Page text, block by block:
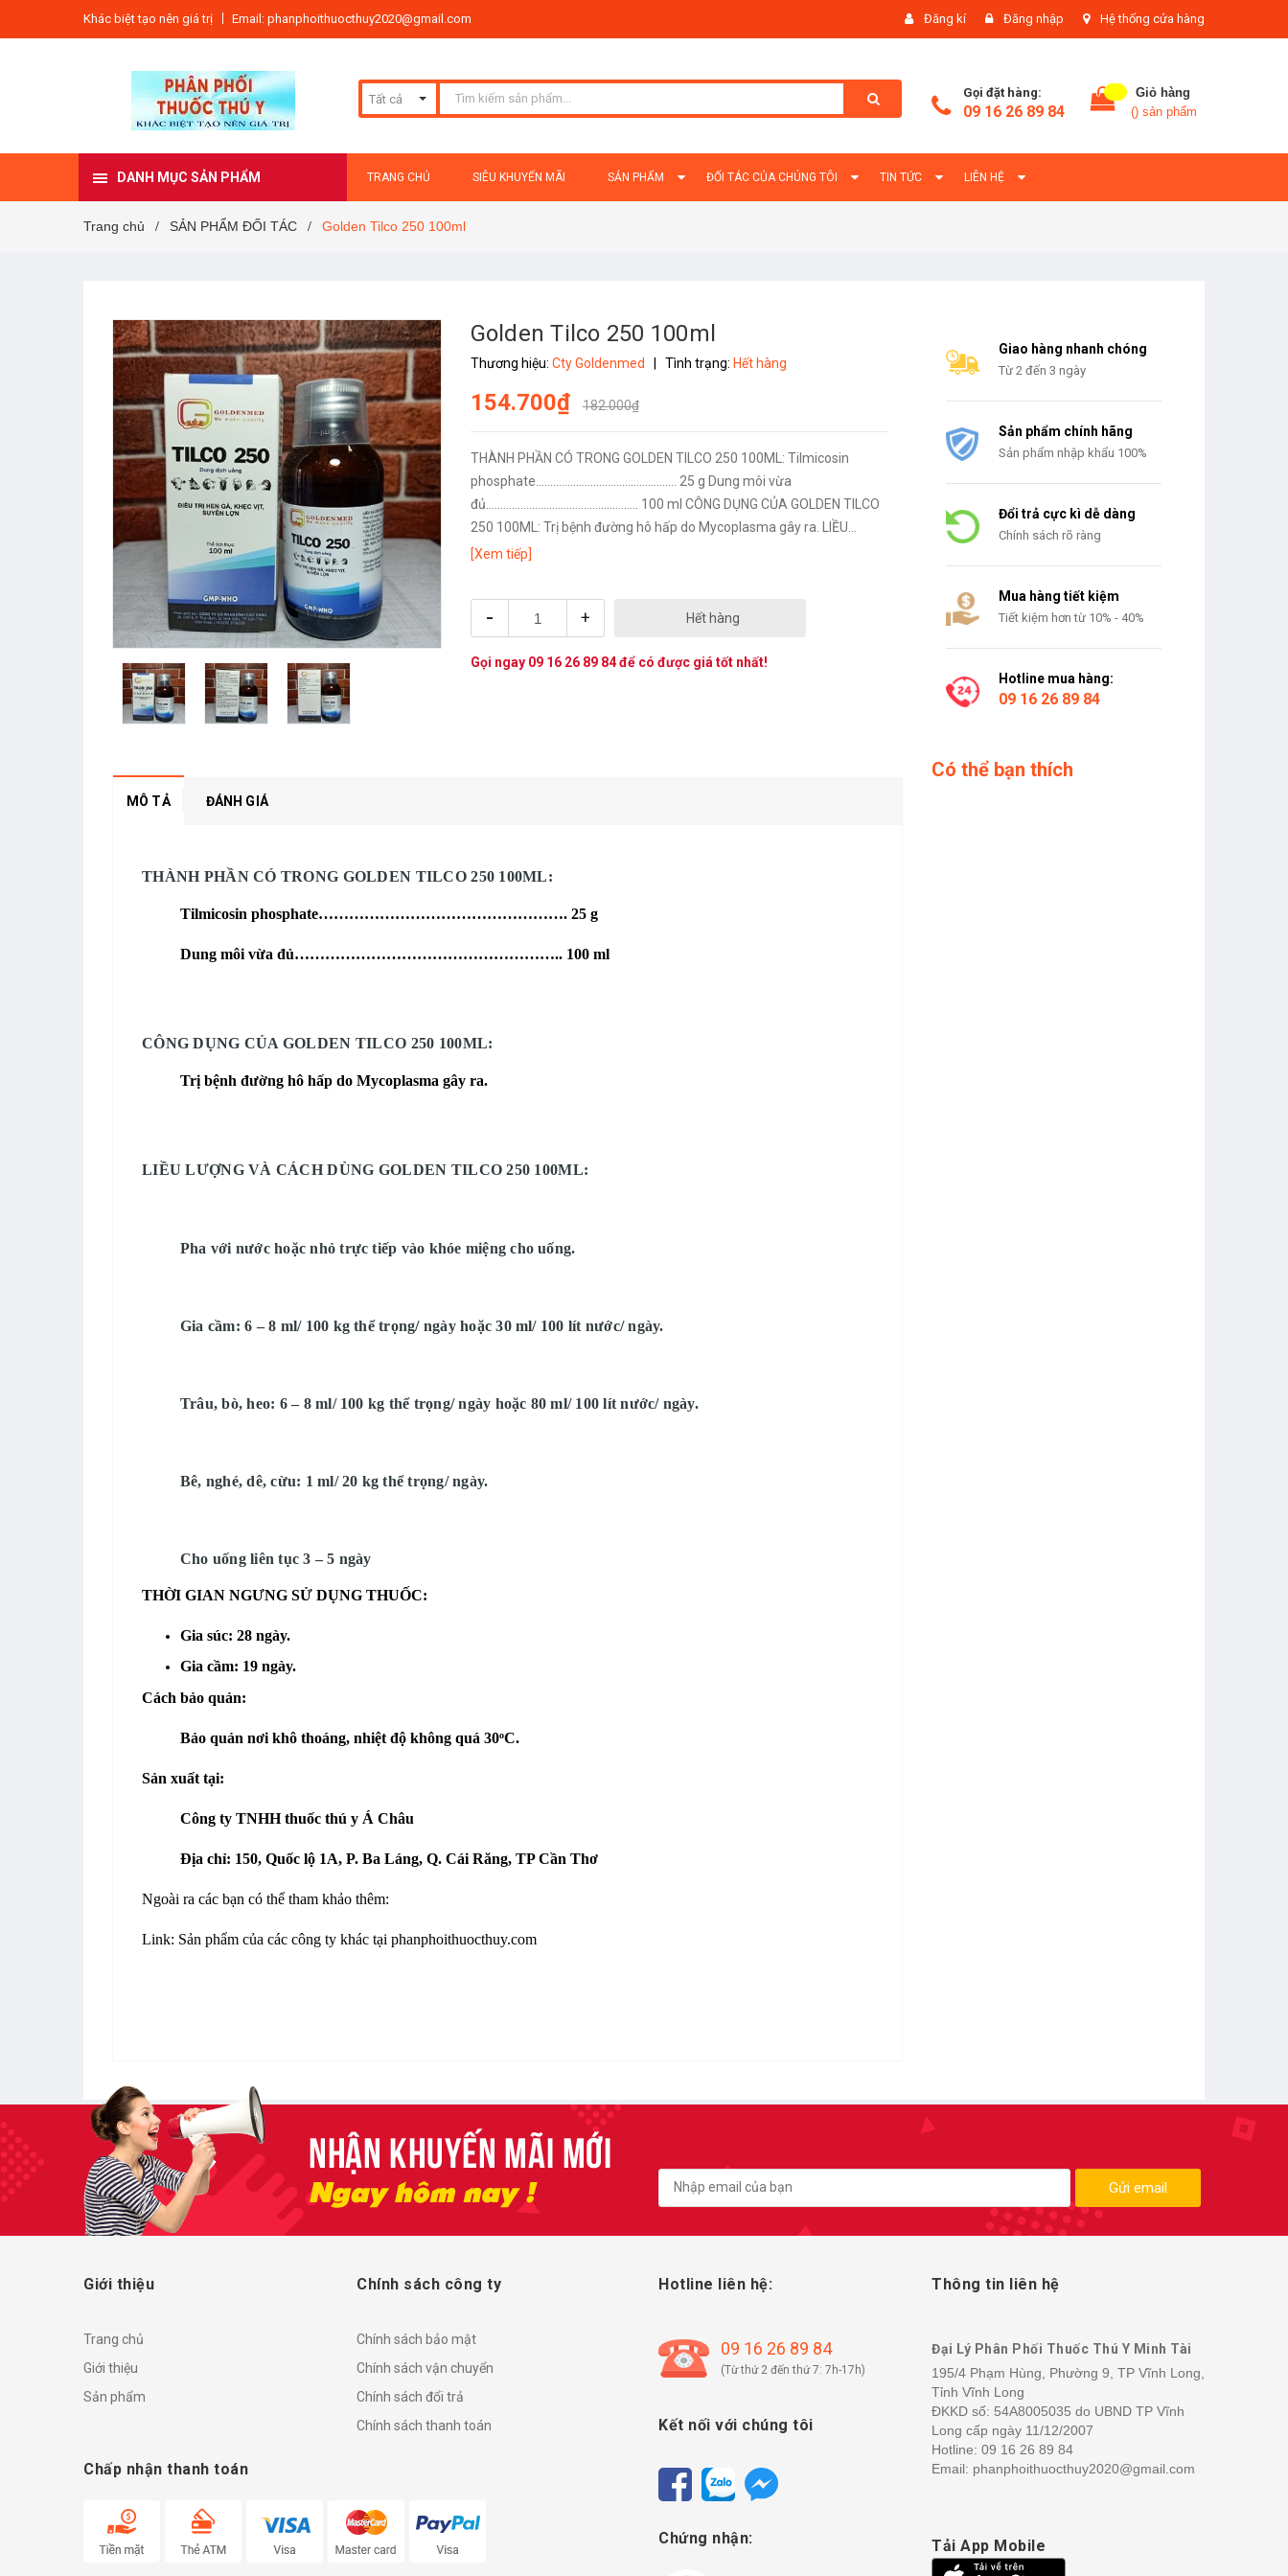
Khác biệt tạo nên giá trị Email: phanphoithuocthuy2020@gmail.com Đăng kí Đăng nhập Hệ thống cửa hàng
Tất cả Gọi đặt hàng:
09 16 26 89 84
Giỏ hàng
() sản phẩm
DANH MỤC SẢN PHẨM TRANG CHỦ SIÊU KHUYẾN MÃI SẢN PHẨM ĐỐI TÁC CỦA CHÚNG TÔI TIN TỨC LIÊN HỆ
Trang chủ / SẢN PHẨM ĐỐI TÁC / Golden Tilco 250 100ml
Golden Tilco 250 100ml
Thương hiệu: Cty Goldenmed Tình trạng: Hết hàng
154.700₫ 182.000₫
THÀNH PHẦN CÓ TRONG GOLDEN TILCO 250 100ML: Tilmicosin
phosphate…………………………………………. 25 g Dung môi vừa
đủ…………………………………………….. 100 ml CÔNG DỤNG CỦA GOLDEN TILCO
250 100ML: Trị bệnh đường hô hấp do Mycoplasma gây ra. LIỀU
LƯỢNG VÀ CÁCH DÙNG GOLDEN TILCO 250 100ML: Pha với nước
[Xem tiếp]
- + Hết hàng
Gọi ngay 09 16 26 89 84để có được giá tốt nhất!
MÔ TẢ ĐÁNH GIÁ
THÀNH PHẦN CÓ TRONG GOLDEN TILCO 250 100ML:
Tilmicosin phosphate…………………………………………. 25 g
Dung môi vừa đủ…………………………………………….. 100 ml
CÔNG DỤNG CỦA GOLDEN TILCO 250 100ML:
Trị bệnh đường hô hấp do Mycoplasma gây ra.
LIỀU LƯỢNG VÀ CÁCH DÙNG GOLDEN TILCO 250 100ML:
Pha với nước hoặc nhỏ trực tiếp vào khóe miệng cho uống.
Gia cầm: 6 – 8 ml/ 100 kg thể trọng/ ngày hoặc 30 ml/ 100 lít nước/ ngày.
Trâu, bò, heo: 6 – 8 ml/ 100 kg thể trọng/ ngày hoặc 80 ml/ 100 lít nước/ ngày.
Bê, nghé, dê, cừu: 1 ml/ 20 kg thể trọng/ ngày.
Cho uống liên tục 3 – 5 ngày
THỜI GIAN NGƯNG SỬ DỤNG THUỐC:
Gia súc: 28 ngày.
Gia cầm: 19 ngày.
Cách bảo quản:
Bảo quản nơi khô thoáng, nhiệt độ không quá 30oC.
Sản xuất tại:
Công ty TNHH thuốc thú y Á Châu
Địa chỉ: 150, Quốc lộ 1A, P. Ba Láng, Q. Cái Răng, TP Cần Thơ
Ngoài ra các bạn có thể tham khảo thêm:
Link: Sản phẩm của các công ty khác tại phanphoithuocthuy.com
Giao hàng nhanh chóng
Từ 2 đến 3 ngày
Sản phẩm chính hãng
Sản phẩm nhập khẩu 100%
Đổi trả cực kì dễ dàng
Chính sách rõ ràng
Mua hàng tiết kiệm
Tiết kiệm hơn từ 10% - 40%
Hotline mua hàng:
09 16 26 89 84
Có thể bạn thích
Gửi email
Giới thiệu
Trang chủ
Giới thiệu
Sản phẩm
Chính sách công ty
Chính sách bảo mật
Chính sách vận chuyển
Chính sách đổi trả
Chính sách thanh toán
Chấp nhận thanh toán
Hotline liên hệ:
09 16 26 89 84
(Từ thứ 2 đến thứ 7: 7h-17h)
Kết nối với chúng tôi
Chứng nhận:
Thông tin liên hệ
Đại Lý Phân Phối Thuốc Thú Y Minh Tài
195/4 Phạm Hùng, Phường 9, TP Vĩnh Long,
Tỉnh Vĩnh Long
ĐKKD số: 54A8005035 do UBND TP Vĩnh
Long cấp ngày 11/12/2007
Hotline: 09 16 26 89 84
Email: phanphoithuocthuy2020@gmail.com
Tải App Mobile